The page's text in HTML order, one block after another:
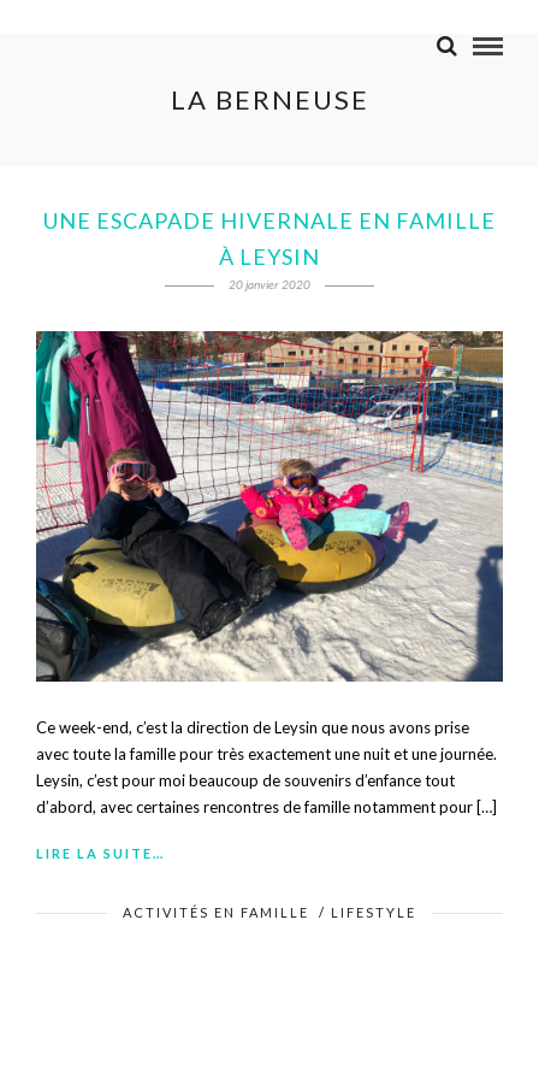
LA BERNEUSE
UNE ESCAPADE HIVERNALE EN FAMILLE
À LEYSIN
20 janvier 2020
Ce week-end, c’est la direction de Leysin que nous avons prise
avec toute la famille pour très exactement une nuit et une journée.
Leysin, c’est pour moi beaucoup de souvenirs d’enfance tout
d’abord, avec certaines rencontres de famille notamment pour […]
LIRE LA SUITE…
ACTIVITÉS EN FAMILLE / LIFESTYLE